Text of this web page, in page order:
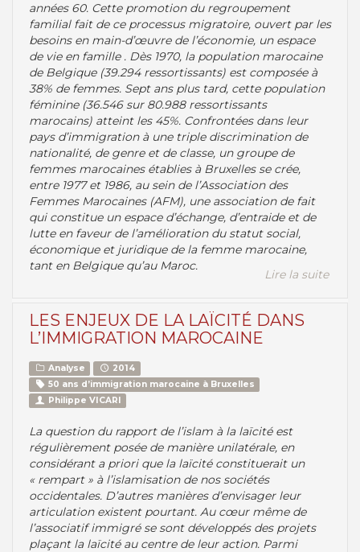
années 60. Cette promotion du regroupement
familial fait de ce processus migratoire, ouvert par les
besoins en main-d’œuvre de l’économie, un espace
de vie en famille . Dès 1970, la population marocaine
de Belgique (39.294 ressortissants) est composée à
38% de femmes. Sept ans plus tard, cette population
féminine (36.546 sur 80.988 ressortissants
marocains) atteint les 45%. Confrontées dans leur
pays d’immigration à une triple discrimination de
nationalité, de genre et de classe, un groupe de
femmes marocaines établies à Bruxelles se crée,
entre 1977 et 1986, au sein de l’Association des
Femmes Marocaines (AFM), une association de fait
qui constitue un espace d’échange, d’entraide et de
lutte en faveur de l’amélioration du statut social,
économique et juridique de la femme marocaine,
tant en Belgique qu’au Maroc.
Lire la suite
LES ENJEUX DE LA LAÏCITÉ DANS
L’IMMIGRATION MAROCAINE
Analyse
2014
50 ans d’immigration marocaine à Bruxelles
Philippe VICARI
La question du rapport de l’islam à la laïcité est
régulièrement posée de manière unilatérale, en
considérant a priori que la laïcité constituerait un
« rempart » à l’islamisation de nos sociétés
occidentales. D’autres manières d’envisager leur
articulation existent pourtant. Au cœur même de
l’associatif immigré se sont développés des projets
plaçant la laïcité au centre de leur action. Parmi